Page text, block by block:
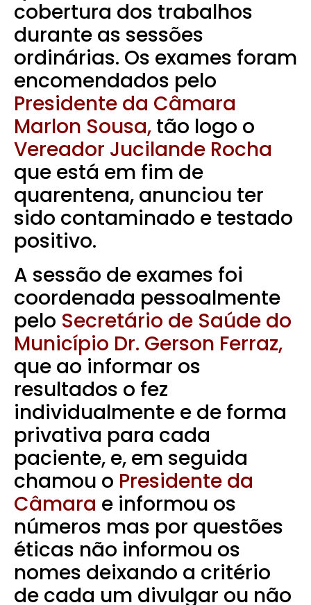
cobertura dos trabalhos
durante as sessões
ordinárias. Os exames foram
encomendados pelo
Presidente da Câmara
Marlon Sousa, tão logo o
Vereador Jucilande Rocha
que está em fim de
quarentena, anunciou ter
sido contaminado e testado
positivo.
A sessão de exames foi
coordenada pessoalmente
pelo Secretário de Saúde do
Município Dr. Gerson Ferraz,
que ao informar os
resultados o fez
individualmente e de forma
privativa para cada
paciente, e, em seguida
chamou o Presidente da
Câmara e informou os
números mas por questões
éticas não informou os
nomes deixando a critério
de cada um divulgar ou não